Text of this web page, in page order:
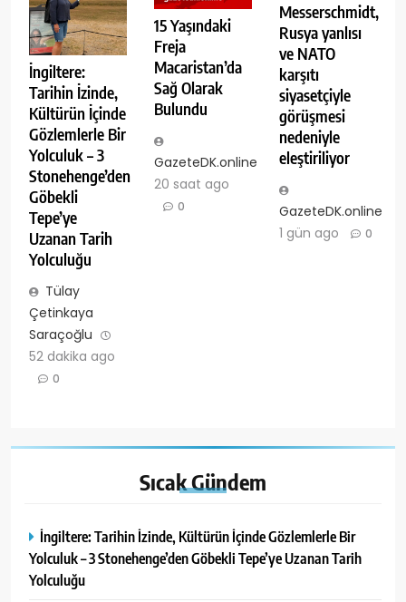
İngiltere:
Tarihin İzinde,
Kültürün İçinde
Gözlemlerle Bir
Yolculuk – 3
Stonehenge’den
Göbekli
Tepe’ye
Uzanan Tarih
Yolculuğu
Tülay
Çetinkaya
Saraçoğlu
52 dakika ago
0
15 Yaşındaki
Freja
Macaristan’da
Sağ Olarak
Bulundu
GazeteDK.online
20 saat ago
0
Messerschmidt,
Rusya yanlısı
ve NATO
karşıtı
siyasetçiyle
görüşmesi
nedeniyle
eleştiriliyor
GazeteDK.online
1 gün ago
0
SıcakGündem
İngiltere: Tarihin İzinde, Kültürün İçinde Gözlemlerle Bir
Yolculuk – 3 Stonehenge’den Göbekli Tepe’ye Uzanan Tarih
Yolculuğu